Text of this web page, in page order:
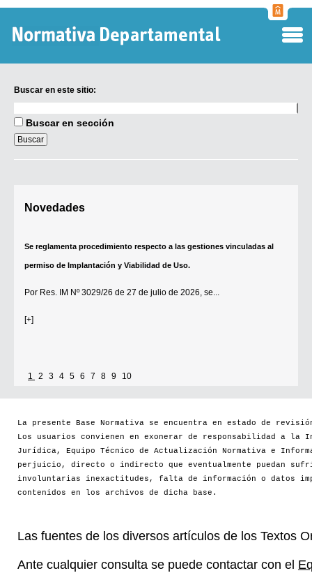
Buscar en este sitio:
en
sitio:
Buscar en sección
Novedades
Se reglamenta procedimiento respecto a las gestiones vinculadas al
permiso de Implantación y Viabilidad de Uso.
Por Res. IM Nº 3029/26 de 27 de julio de 2026, se...
[+]
1 2 3 4 5 6 7 8 9 10
La presente Base Normativa se encuentra en estado de
Los usuarios convienen en exonerar de responsabilidad a la
Jurídica, Equipo Técnico de Actualización Normativa e
perjuicio, directo o indirecto que eventualmente puedan
involuntarias inexactitudes, falta de información o datos
contenidos en los archivos de dicha base.
Las fuentes de los diversos artículos de los Textos
Ante cualquier consulta se puede contactar con el